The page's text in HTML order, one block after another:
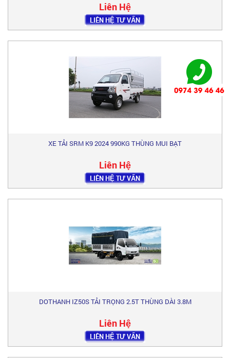
Liên Hệ
LIÊN HỆ TƯ VẤN
XE TẢI SRM K9 2024 990KG THÙNG MUI BẠT
Liên Hệ
LIÊN HỆ TƯ VẤN
DOTHANH IZ50S TẢI TRỌNG 2.5T THÙNG DÀI 3.8M
Liên Hệ
LIÊN HỆ TƯ VẤN